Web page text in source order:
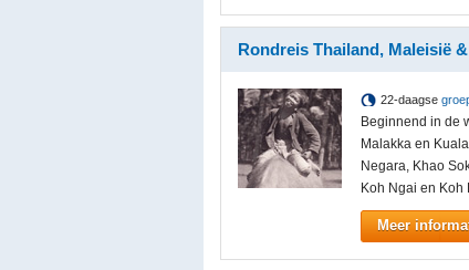
Rondreis Thailand, Maleisië
22-daagse
Beginnend in de
Malakka en
Negara, Khao
Koh Ngai en Koh
Meer